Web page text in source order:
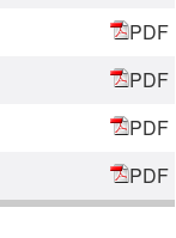
PDF
PDF
PDF
PDF